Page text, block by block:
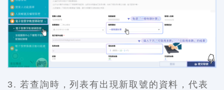
3. 若查詢時，列表有出現新取號的資料，代表